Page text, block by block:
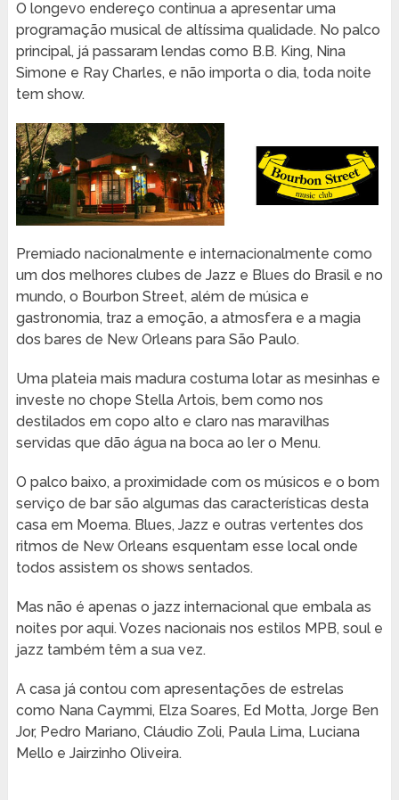
O longevo endereço continua a apresentar uma
programação musical de altíssima qualidade. No palco
principal, já passaram lendas como B.B. King, Nina
Simone e Ray Charles, e não importa o dia, toda noite
tem show.
Premiado nacionalmente e internacionalmente como
um dos melhores clubes de Jazz e Blues do Brasil e no
mundo, o Bourbon Street, além de música e
gastronomia, traz a emoção, a atmosfera e a magia
dos bares de New Orleans para São Paulo.
Uma plateia mais madura costuma lotar as mesinhas e
investe no chope Stella Artois, bem como nos
destilados em copo alto e claro nas maravilhas
servidas que dão água na boca ao ler o Menu.
O palco baixo, a proximidade com os músicos e o bom
serviço de bar são algumas das características desta
casa em Moema. Blues, Jazz e outras vertentes dos
ritmos de New Orleans esquentam esse local onde
todos assistem os shows sentados.
Mas não é apenas o jazz internacional que embala as
noites por aqui. Vozes nacionais nos estilos MPB, soul e
jazz também têm a sua vez.
A casa já contou com apresentações de estrelas
como Nana Caymmi, Elza Soares, Ed Motta, Jorge Ben
Jor, Pedro Mariano, Cláudio Zoli, Paula Lima, Luciana
Mello e Jairzinho Oliveira.